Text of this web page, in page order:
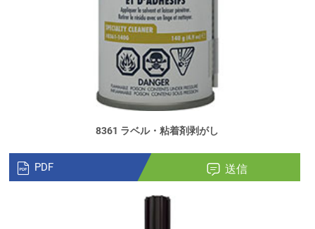
8361 ラベル・粘着剤剥がし
PDF 送信